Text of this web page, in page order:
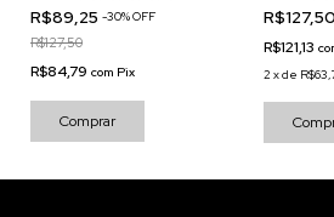
R$89,25 -30%OFF
R$127,50
R$84,79 com Pix
Comprar
R$127,50
R$121,13
2 xde